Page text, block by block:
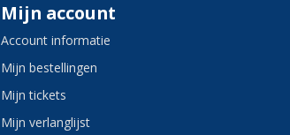
Mijn account
Account informatie
Mijn bestellingen
Mijn tickets
Mijn verlanglijst